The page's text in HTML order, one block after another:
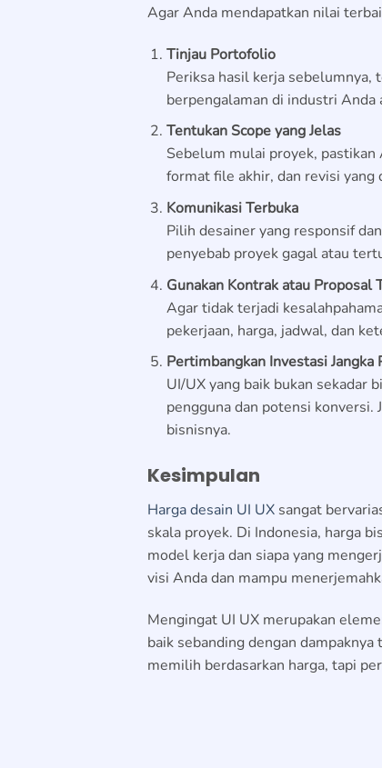
Agar Anda mendapatkan nilai
Tinjau Portofolio
Periksa hasil kerja sebelumnya,
berpengalaman di industri Anda
Tentukan Scope yang Jelas
Sebelum mulai proyek,
format file akhir, dan revisi yang
Komunikasi Terbuka
Pilih desainer yang responsif
penyebab proyek gagal atau
Gunakan Kontrak atau Proposal
Agar tidak terjadi
pekerjaan, harga, jadwal, dan
Pertimbangkan Investasi Jangka
UI/UX yang baik bukan sekadar
pengguna dan potensi konversi.
bisnisnya.
Kesimpulan
Harga desain UI UX sangat
skala proyek. Di Indonesia, harga
model kerja dan siapa yang
visi Anda dan mampu
Mengingat UI UX merupakan
baik sebanding dengan
memilih berdasarkan harga, tapi